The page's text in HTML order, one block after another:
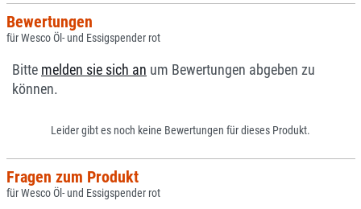
Bewertungen
für Wesco Öl- und Essigspender rot
Bitte melden sie sich an um Bewertungen abgeben zu
können.
Leider gibt es noch keine Bewertungen für dieses Produkt.
Fragen zum Produkt
für Wesco Öl- und Essigspender rot